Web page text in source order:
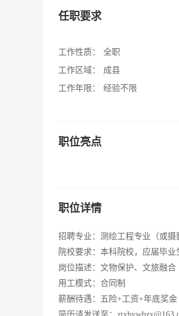
任职要求
工作性质：
全职
工作区域：
成县
工作年限：
经验不限
职位亮点
职位详情
招聘专业：测绘工程专业（或摄
院校要求：本科院校，应届毕业
岗位描述：文物保护、文旅融合
用工模式：合同制
薪酬待遇：五险+工资+年底奖金